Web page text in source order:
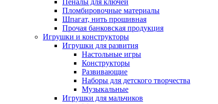
Пеналы для ключей
Пломбировочные материалы
Шпагат, нить прошивная
Прочая банковская продукция
Игрушки и конструкторы
Игрушки для развития
Настольные игры
Конструкторы
Развивающие
Наборы для детского творчества
Музыкальные
Игрушки для мальчиков